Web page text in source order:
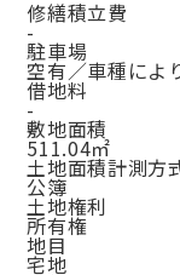
修繕積立費
-
駐車場
空有／車種によ
借地料
-
敷地面積
511.04㎡
土地面積計測方
公簿
土地権利
所有権
地目
宅地